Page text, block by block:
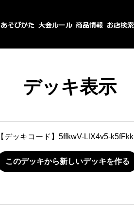
デッキ表示
【デッキコード】 5ffkwV-LlX4v5-k5fFkk
このデッキから新しいデッキを作る